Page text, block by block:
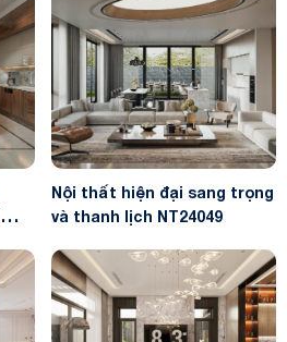
Nội thất hiện đại sang trọng
và thanh lịch NT24049